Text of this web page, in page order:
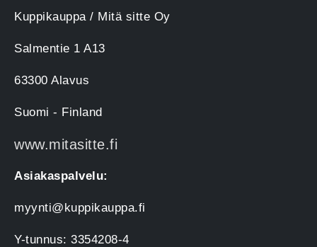
Kuppikauppa / Mitä sitte Oy
Salmentie 1 A13
63300 Alavus
Suomi - Finland
www.mitasitte.fi
Asiakaspalvelu:
myynti@kuppikauppa.fi
Y-tunnus: 3354208-4